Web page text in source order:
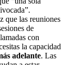
que las reuniones
de
con
la capacidad
adelante. Las